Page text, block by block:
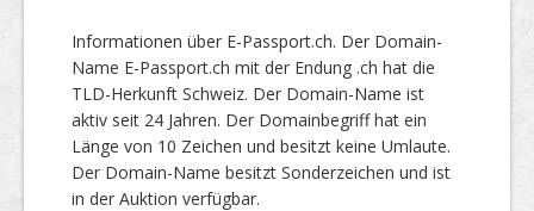
Informationen über E-Passport.ch. Der Domain-
Name E-Passport.ch mit der Endung .ch hat die
TLD-Herkunft Schweiz. Der Domain-Name ist
aktiv seit 24 Jahren. Der Domainbegriff hat ein
Länge von 10 Zeichen und besitzt keine Umlaute.
Der Domain-Name besitzt Sonderzeichen und ist
in der Auktion verfügbar.